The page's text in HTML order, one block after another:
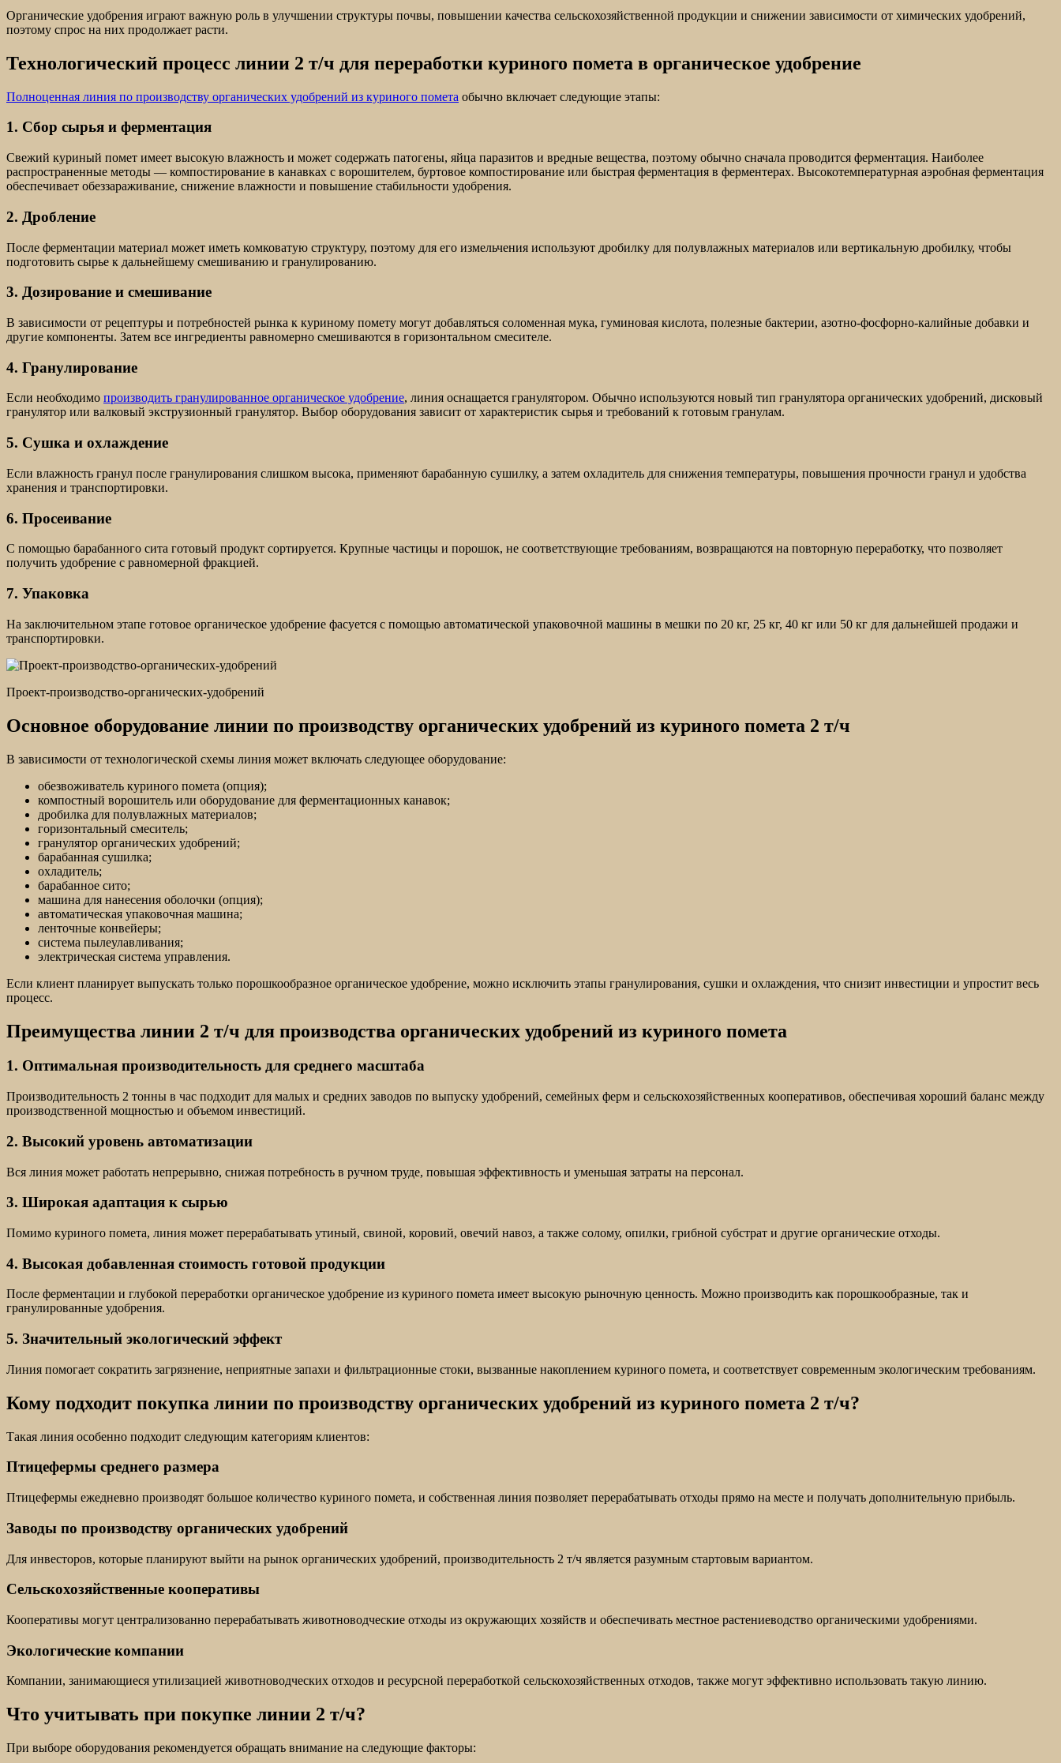
Органические удобрения играют важную роль в улучшении структуры почвы, повышении качества сельскохозяйственной продукции и снижении зависимости от химических удобрений,
поэтому спрос на них продолжает расти.
Технологический процесс линии 2 т/ч для переработки куриного помета в органическое удобрение
Полноценная линия по производству органических удобрений из куриного помета обычно включает следующие этапы:
1. Сбор сырья и ферментация
Свежий куриный помет имеет высокую влажность и может содержать патогены, яйца паразитов и вредные вещества, поэтому обычно сначала проводится ферментация. Наиболее
распространенные методы — компостирование в канавках с ворошителем, буртовое компостирование или быстрая ферментация в ферментерах. Высокотемпературная аэробная ферментация
обеспечивает обеззараживание, снижение влажности и повышение стабильности удобрения.
2. Дробление
После ферментации материал может иметь комковатую структуру, поэтому для его измельчения используют дробилку для полувлажных материалов или вертикальную дробилку, чтобы
подготовить сырье к дальнейшему смешиванию и гранулированию.
3. Дозирование и смешивание
В зависимости от рецептуры и потребностей рынка к куриному помету могут добавляться соломенная мука, гуминовая кислота, полезные бактерии, азотно-фосфорно-калийные добавки и
другие компоненты. Затем все ингредиенты равномерно смешиваются в горизонтальном смесителе.
4. Гранулирование
Если необходимо производить гранулированное органическое удобрение, линия оснащается гранулятором. Обычно используются новый тип гранулятора органических удобрений, дисковый
гранулятор или валковый экструзионный гранулятор. Выбор оборудования зависит от характеристик сырья и требований к готовым гранулам.
5. Сушка и охлаждение
Если влажность гранул после гранулирования слишком высока, применяют барабанную сушилку, а затем охладитель для снижения температуры, повышения прочности гранул и удобства
хранения и транспортировки.
6. Просеивание
С помощью барабанного сита готовый продукт сортируется. Крупные частицы и порошок, не соответствующие требованиям, возвращаются на повторную переработку, что позволяет
получить удобрение с равномерной фракцией.
7. Упаковка
На заключительном этапе готовое органическое удобрение фасуется с помощью автоматической упаковочной машины в мешки по 20 кг, 25 кг, 40 кг или 50 кг для дальнейшей продажи и
транспортировки.
Проект-производство-органических-удобрений
Основное оборудование линии по производству органических удобрений из куриного помета 2 т/ч
В зависимости от технологической схемы линия может включать следующее оборудование:
обезвоживатель куриного помета (опция);
компостный ворошитель или оборудование для ферментационных канавок;
дробилка для полувлажных материалов;
горизонтальный смеситель;
гранулятор органических удобрений;
барабанная сушилка;
охладитель;
барабанное сито;
машина для нанесения оболочки (опция);
автоматическая упаковочная машина;
ленточные конвейеры;
система пылеулавливания;
электрическая система управления.
Если клиент планирует выпускать только порошкообразное органическое удобрение, можно исключить этапы гранулирования, сушки и охлаждения, что снизит инвестиции и упростит весь
процесс.
Преимущества линии 2 т/ч для производства органических удобрений из куриного помета
1. Оптимальная производительность для среднего масштаба
Производительность 2 тонны в час подходит для малых и средних заводов по выпуску удобрений, семейных ферм и сельскохозяйственных кооперативов, обеспечивая хороший баланс между
производственной мощностью и объемом инвестиций.
2. Высокий уровень автоматизации
Вся линия может работать непрерывно, снижая потребность в ручном труде, повышая эффективность и уменьшая затраты на персонал.
3. Широкая адаптация к сырью
Помимо куриного помета, линия может перерабатывать утиный, свиной, коровий, овечий навоз, а также солому, опилки, грибной субстрат и другие органические отходы.
4. Высокая добавленная стоимость готовой продукции
После ферментации и глубокой переработки органическое удобрение из куриного помета имеет высокую рыночную ценность. Можно производить как порошкообразные, так и
гранулированные удобрения.
5. Значительный экологический эффект
Линия помогает сократить загрязнение, неприятные запахи и фильтрационные стоки, вызванные накоплением куриного помета, и соответствует современным экологическим требованиям.
Кому подходит покупка линии по производству органических удобрений из куриного помета 2 т/ч?
Такая линия особенно подходит следующим категориям клиентов:
Птицефермы среднего размера
Птицефермы ежедневно производят большое количество куриного помета, и собственная линия позволяет перерабатывать отходы прямо на месте и получать дополнительную прибыль.
Заводы по производству органических удобрений
Для инвесторов, которые планируют выйти на рынок органических удобрений, производительность 2 т/ч является разумным стартовым вариантом.
Сельскохозяйственные кооперативы
Кооперативы могут централизованно перерабатывать животноводческие отходы из окружающих хозяйств и обеспечивать местное растениеводство органическими удобрениями.
Экологические компании
Компании, занимающиеся утилизацией животноводческих отходов и ресурсной переработкой сельскохозяйственных отходов, также могут эффективно использовать такую линию.
Что учитывать при покупке линии 2 т/ч?
При выборе оборудования рекомендуется обращать внимание на следующие факторы: